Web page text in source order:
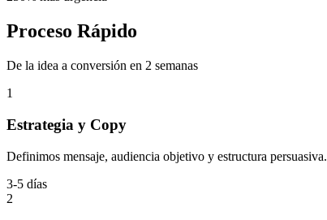
Proceso Rápido
De la idea a conversión en 2 semanas
1
Estrategia y Copy
Definimos mensaje, audiencia objetivo y estructura persuasiva.
3-5 días
2